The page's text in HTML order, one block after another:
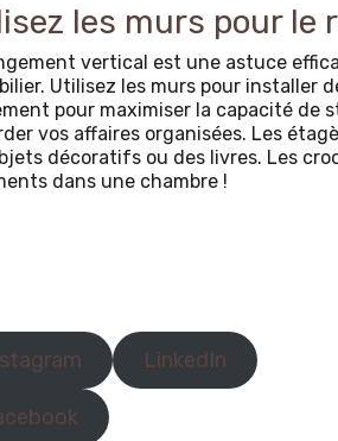
les murs pour le
vertical est une astuce
Utilisez les murs pour installer
pour maximiser la capacité de
vos affaires organisées. Les
décoratifs ou des livres. Les
dans une chambre !
LinkedIn